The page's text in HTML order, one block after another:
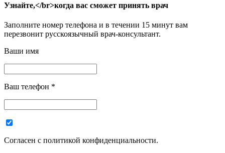
Узнайте,</br>когда вас сможет принять врач
Заполните номер телефона и в течении 15 минут вам
перезвонит русскоязычный врач-консультант.
Ваши имя
Ваш телефон *
Согласен с политикой конфиденциальности.